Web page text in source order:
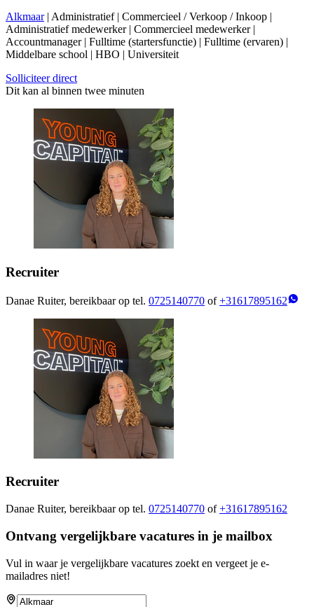
Alkmaar| Administratief | Commercieel / Verkoop / Inkoop |
Administratief medewerker | Commercieel medewerker |
Accountmanager | Fulltime (startersfunctie) | Fulltime (ervaren) |
Middelbare school | HBO | Universiteit
Solliciteer direct
Dit kan al binnen twee minuten
Recruiter
Danae Ruiter, bereikbaar op tel. 0725140770 of+31617895162
Recruiter
Danae Ruiter, bereikbaar op tel. 0725140770 of+31617895162
Ontvang vergelijkbare vacatures in je mailbox
Vul in waar je vergelijkbare vacatures zoekt en vergeet je e-
mailadres niet!